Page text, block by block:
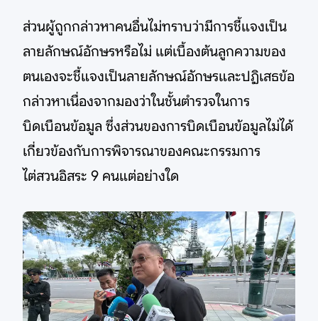
ส่วนผู้ถูกกล่าวหาคนอื่นไม่ทราบว่ามีการชี้แจงเป็น
ลายลักษณ์อักษรหรือไม่ แต่เบื้องต้นลูกความของ
ตนเองจะชี้แจงเป็นลายลักษณ์อักษรและปฏิเสธข้อ
กล่าวหาเนื่องจากมองว่าในชั้นตำรวจในการ
บิดเบือนข้อมูล ซึ่งส่วนของการบิดเบือนข้อมูลไม่ได้
เกี่ยวข้องกับการพิจารณาของคณะกรรมการ
ไต่สวนอิสระ 9 คนแต่อย่างใด